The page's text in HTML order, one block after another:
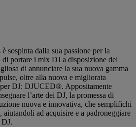
sospinta dalla sua passione per la
di portare i mix DJ a disposizione del
di annunciare la sua nuova gamma
oltre alla nuova e migliorata
DJ: DJUCED®. Appositamente
l’arte dei DJ, la promessa di
nuova e innovativa, che semplifichi
ad acquisire e a padroneggiare